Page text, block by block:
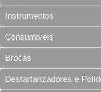
Instrumentos
Consumiveis
Brocas
Destartarizadores e